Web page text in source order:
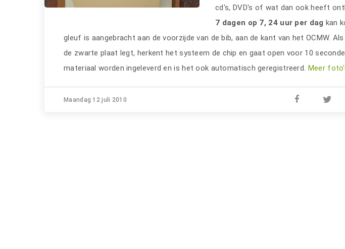
cd's, DVD's of wat dan ook heeft
7 dagen op 7, 24 uur per dag kan
gleuf is aangebracht aan de voorzijde van de bib, aan de kant van het OCMW.
de zwarte plaat legt, herkent het systeem de chip en gaat open voor 10
materiaal worden ingeleverd en is het ook automatisch geregistreerd. Meer
Maandag 12 juli 2010